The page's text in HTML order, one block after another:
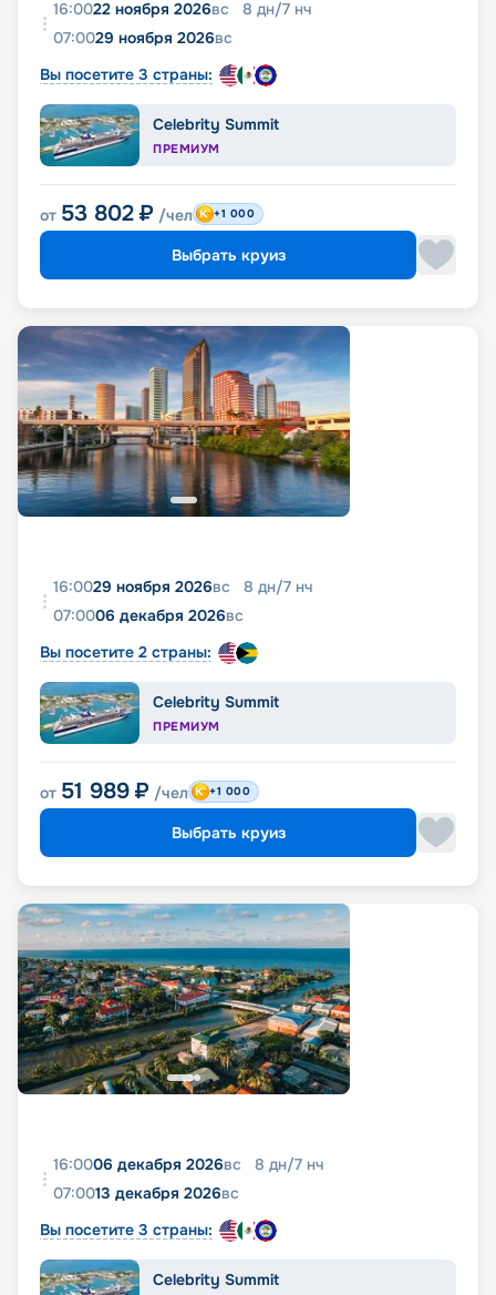
16:0022 ноября 2026вс 8 дн/7 нч
07:0029 ноября 2026вс
Вы посетите 3 страны:
Celebrity Summit
ПРЕМИУМ
от 53 802 ₽ /чел +1 000
Выбрать круиз
16:0029 ноября 2026вс 8 дн/7 нч
07:0006 декабря 2026вс
Вы посетите 2 страны:
Celebrity Summit
ПРЕМИУМ
от 51 989 ₽ /чел +1 000
Выбрать круиз
16:0006 декабря 2026вс 8 дн/7 нч
07:0013 декабря 2026вс
Вы посетите 3 страны:
Celebrity Summit